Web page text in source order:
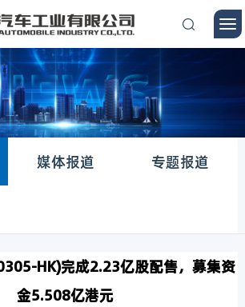
媒体报道 专题报道
HK)完成2.23亿股配售，募集资
金5.508亿港元